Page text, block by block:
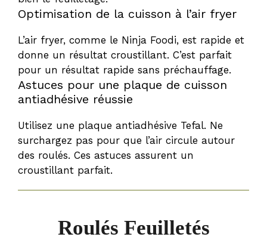
Optimisation de la cuisson à l’air fryer
L’air fryer, comme le Ninja Foodi, est rapide et
donne un résultat croustillant. C’est parfait
pour un résultat rapide sans préchauffage.
Astuces pour une plaque de cuisson
antiadhésive réussie
Utilisez une plaque antiadhésive Tefal. Ne
surchargez pas pour que l’air circule autour
des roulés. Ces astuces assurent un
croustillant parfait.
Roulés Feuilletés